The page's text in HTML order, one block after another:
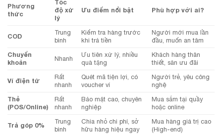
Phương
thức
Tốc
độ xử
lý
Ưu điểm nổi bật Phù hợp với ai?
COD
Trung
bình
Kiểm tra hàng trước
khi trả tiền
Người mới mua lần
đầu, muốn an tâm
Chuyển
khoản
Nhanh
Ưu tiên xử lý, nhiều
quà tặng
Khách hàng thân
thiết, săn ưu đãi
Ví điện tử
Rất
nhanh
Quét mã tiện lợi, có
voucher ví
Người trẻ, yêu công
nghệ
Thẻ
(POS/Online)
Rất
nhanh
Bảo mật cao, chuyên
nghiệp
Mua sắm tại quầy
hoặc online
Trả góp 0%
Trung
bình
Chia nhỏ chi phí, sở
hữu hàng hiệu ngay
Mua hàng giá trị cao
(High-end)